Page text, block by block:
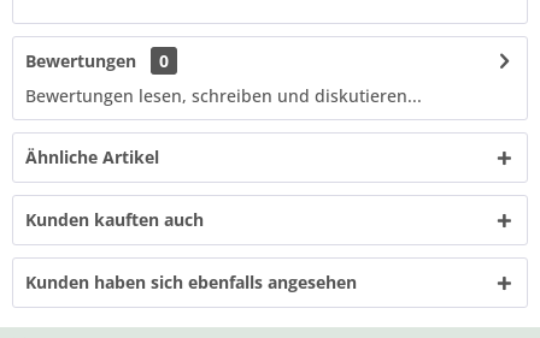
Bewertungen
0
Bewertungen lesen, schreiben und diskutieren...
Ähnliche Artikel
Kunden kauften auch
Kunden haben sich ebenfalls angesehen